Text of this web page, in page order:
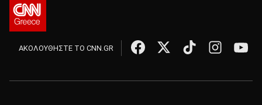
ΑΚΟΛΟΥΘΗΣΤΕ ΤΟ CNN.GR